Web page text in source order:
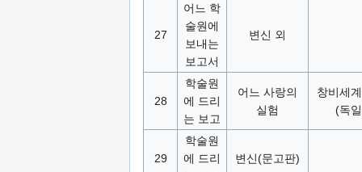
27
어느 학
술원에
보내는
보고서
변신 외
28
학술원
에 드리
는 보고
어느 사랑의
실험
창비세
(독
29
학술원
에 드리
변신(문고판)